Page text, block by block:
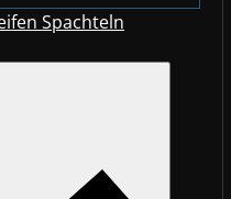
Spachteln